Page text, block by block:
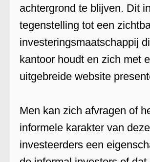
achtergrond te blijven. Dit in
tegenstelling tot een
investeringsmaatschappij
kantoor houdt en zich met
uitgebreide website
Men kan zich afvragen of
informele karakter van deze
investeerders een